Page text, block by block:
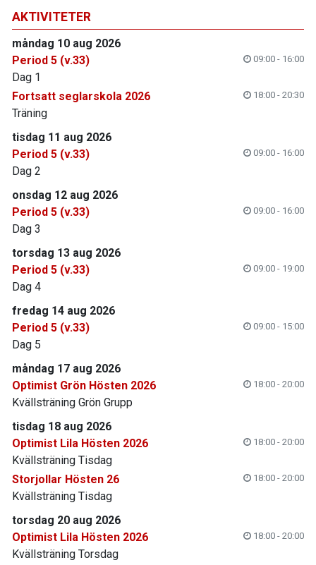
AKTIVITETER
måndag 10 aug 2026
Period 5 (v.33)
09:00 - 16:00
Dag 1
Fortsatt seglarskola 2026
18:00 - 20:30
Träning
tisdag 11 aug 2026
Period 5 (v.33)
09:00 - 16:00
Dag 2
onsdag 12 aug 2026
Period 5 (v.33)
09:00 - 16:00
Dag 3
torsdag 13 aug 2026
Period 5 (v.33)
09:00 - 19:00
Dag 4
fredag 14 aug 2026
Period 5 (v.33)
09:00 - 15:00
Dag 5
måndag 17 aug 2026
Optimist Grön Hösten 2026
18:00 - 20:00
Kvällsträning Grön Grupp
tisdag 18 aug 2026
Optimist Lila Hösten 2026
18:00 - 20:00
Kvällsträning Tisdag
Storjollar Hösten 26
18:00 - 20:00
Kvällsträning Tisdag
torsdag 20 aug 2026
Optimist Lila Hösten 2026
18:00 - 20:00
Kvällsträning Torsdag